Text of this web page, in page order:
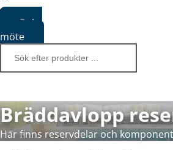
Boka
möte
Bräddavlopp
Här finns reservdelar och